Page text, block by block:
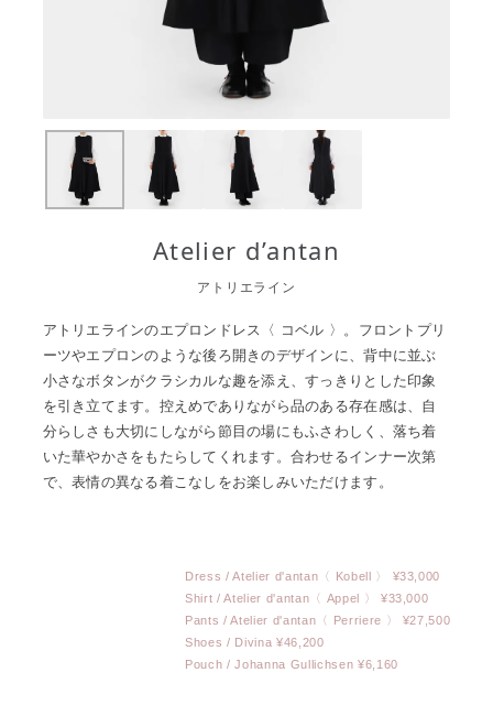
Atelier d’antan
アトリエライン
アトリエラインのエプロンドレス〈 コベル 〉。フロントプリ
ーツやエプロンのような後ろ開きのデザインに、背中に並ぶ
小さなボタンがクラシカルな趣を添え、すっきりとした印象
を引き立てます。控えめでありながら品のある存在感は、自
分らしさも大切にしながら節目の場にもふさわしく、落ち着
いた華やかさをもたらしてくれます。合わせるインナー次第
で、表情の異なる着こなしをお楽しみいただけます。
Dress / Atelier d'antan〈 Kobell 〉 ¥33,000
Shirt / Atelier d'antan〈 Appel 〉 ¥33,000
Pants / Atelier d'antan〈 Perriere 〉 ¥27,500
Shoes / Divina ¥46,200
Pouch / Johanna Gullichsen ¥6,160